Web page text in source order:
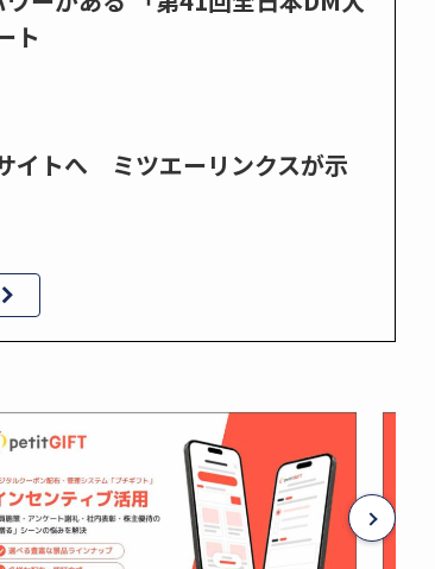
ト
イトへ ミツエーリンクスが示